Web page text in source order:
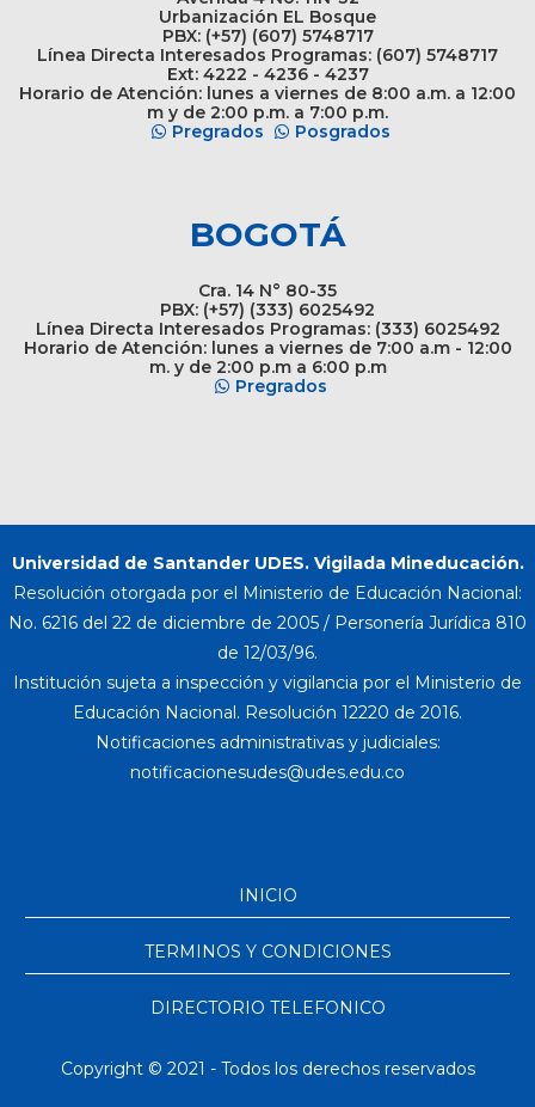
Urbanización EL Bosque
PBX: (+57) (607) 5748717
Línea Directa Interesados Programas: (607) 5748717
Ext: 4222 - 4236 - 4237
Horario de Atención: lunes a viernes de 8:00 a.m. a 12:00
m y de 2:00 p.m. a 7:00 p.m.
Pregrados
Posgrados
BOGOTÁ
Cra. 14 N° 80-35
PBX: (+57) (333) 6025492
Línea Directa Interesados Programas: (333) 6025492
Horario de Atención: lunes a viernes de 7:00 a.m - 12:00
m. y de 2:00 p.m a 6:00 p.m
Pregrados
Universidad de Santander UDES. Vigilada Mineducación.
Resolución otorgada por el Ministerio de Educación Nacional:
No. 6216 del 22 de diciembre de 2005 / Personería Jurídica 810
de 12/03/96.
Institución sujeta a inspección y vigilancia por el Ministerio de
Educación Nacional. Resolución 12220 de 2016.
Notificaciones administrativas y judiciales:
INICIO
TERMINOS Y CONDICIONES
DIRECTORIO TELEFONICO
Copyright © 2021 - Todos los derechos reservados